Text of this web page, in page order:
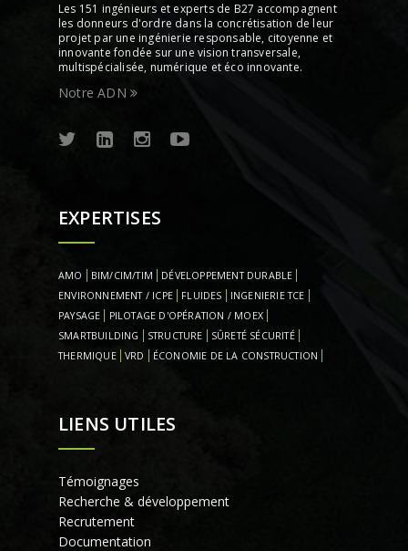
Les 151 ingénieurs et experts de B27 accompagnent
les donneurs d'ordre dans la concrétisation de leur
projet par une ingénierie responsable, citoyenne et
innovante fondée sur une vision transversale,
multispécialisée, numérique et éco innovante.
Notre ADN
EXPERTISES
AMO BIM/CIM/TIM
DÉVELOPPEMENT DURABLE
ENVIRONNEMENT / ICPE
FLUIDES
INGENIERIE TCE
PAYSAGE
PILOTAGE D'OPÉRATION / MOEX
SMARTBUILDING
STRUCTURE
SÛRETÉ SÉCURITÉ
THERMIQUE
VRD ÉCONOMIE DE LA CONSTRUCTION
LIENS UTILES
Témoignages
Recherche & développement
Recrutement
Documentation